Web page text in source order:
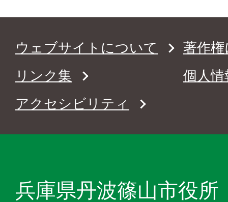
ウェブサイトについて
著作
リンク集
個人
アクセシビリティ
兵庫県丹波篠山市役所